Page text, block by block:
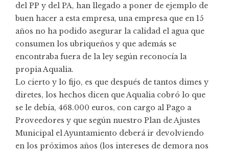
del PP y del PA, han llegado a poner de ejemplo de
buen hacer a esta empresa, una empresa que en 15
años no ha podido asegurar la calidad el agua que
consumen los ubriqueños y que además se
encontraba fuera de la ley según reconocía la
propia Aqualia.
Lo cierto y lo fijo, es que después de tantos dimes y
diretes, los hechos dicen que Aqualia cobró lo que
se le debía, 468.000 euros, con cargo al Pago a
Proveedores y que según nuestro Plan de Ajustes
Municipal el Ayuntamiento deberá ir devolviendo
en los próximos años (los intereses de demora nos